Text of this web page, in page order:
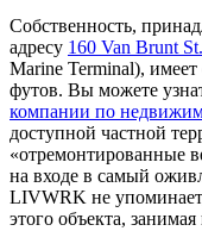
Собственность,
адресу 160 Van Brunt St.
Marine Terminal),
футов. Вы можете
компании по
доступной частной
«отремонтированные
на входе в самый
LIVWRK не
этого объекта,